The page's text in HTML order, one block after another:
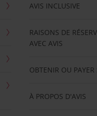
AVIS INCLUSIVE
RAISONS DE
AVEC AVIS
OBTENIR OU PAYER
À PROPOS D'AVIS